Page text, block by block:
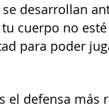
desarrollan
cuerpo no
para poder
el defensa más